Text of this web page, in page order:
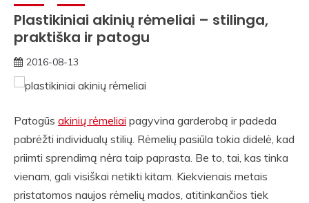
Plastikiniai akinių rėmeliai – stilinga,
praktiška ir patogu
2016-08-13
Patogūs akinių rėmeliai pagyvina garderobą ir padeda
pabrėžti individualų stilių. Rėmelių pasiūla tokia didelė, kad
priimti sprendimą nėra taip paprasta. Be to, tai, kas tinka
vienam, gali visiškai netikti kitam. Kiekvienais metais
pristatomos naujos rėmelių mados, atitinkančios tiek